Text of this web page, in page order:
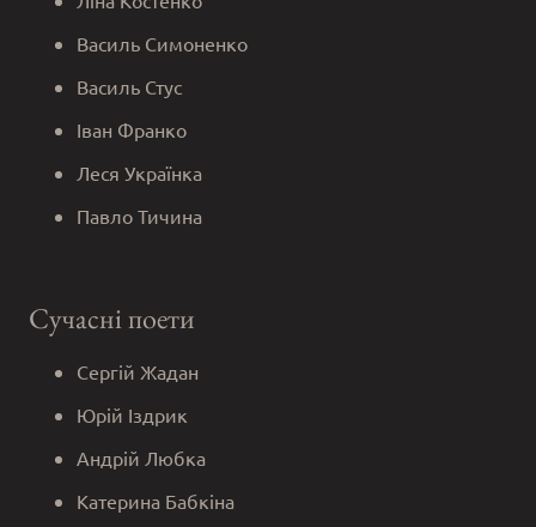
Василь Симоненко
Василь Стус
Іван Франко
Леся Українка
Павло Тичина
Сучасні поети
Сергій Жадан
Юрій Іздрик
Андрій Любка
Катерина Бабкіна